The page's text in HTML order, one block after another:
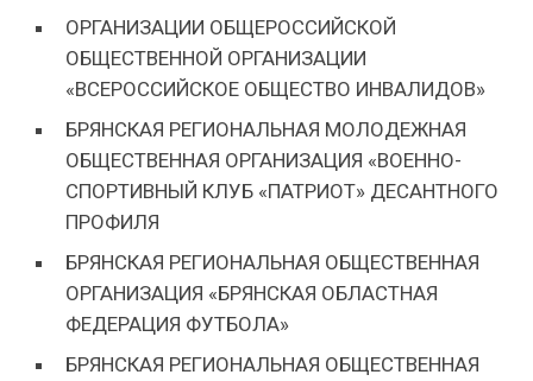
ОРГАНИЗАЦИИ ОБЩЕРОССИЙСКОЙ
ОБЩЕСТВЕННОЙ ОРГАНИЗАЦИИ
«ВСЕРОССИЙСКОЕ ОБЩЕСТВО ИНВАЛИДОВ»
БРЯНСКАЯ РЕГИОНАЛЬНАЯ МОЛОДЕЖНАЯ
ОБЩЕСТВЕННАЯ ОРГАНИЗАЦИЯ «ВОЕННО-
СПОРТИВНЫЙ КЛУБ «ПАТРИОТ» ДЕСАНТНОГО
ПРОФИЛЯ
БРЯНСКАЯ РЕГИОНАЛЬНАЯ ОБЩЕСТВЕННАЯ
ОРГАНИЗАЦИЯ «БРЯНСКАЯ ОБЛАСТНАЯ
ФЕДЕРАЦИЯ ФУТБОЛА»
БРЯНСКАЯ РЕГИОНАЛЬНАЯ ОБЩЕСТВЕННАЯ